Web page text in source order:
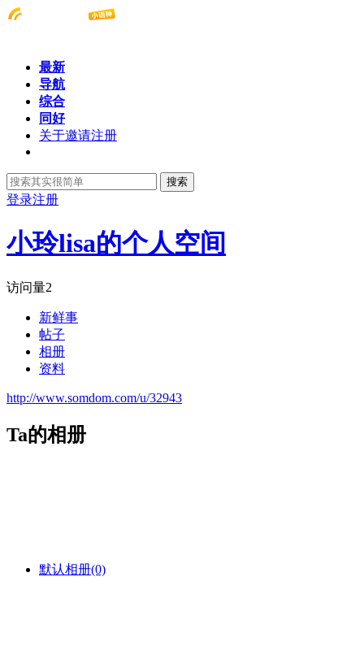
最新
导航
综合
同好
关于邀请注册
搜索
登录注册
小玲lisa的个人空间
访问量2
新鲜事
帖子
相册
资料
http://www.somdom.com/u/32943
Ta的相册
默认相册(0)